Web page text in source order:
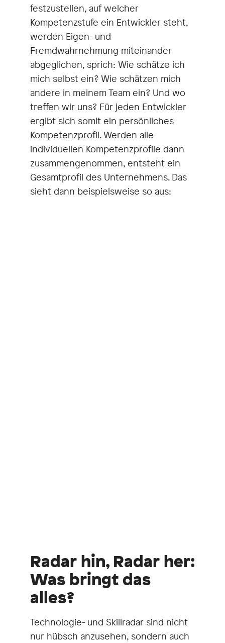
festzustellen, auf welcher
Kompetenzstufe ein Entwickler steht,
werden Eigen- und
Fremdwahrnehmung miteinander
abgeglichen, sprich: Wie schätze ich
mich selbst ein? Wie schätzen mich
andere in meinem Team ein? Und wo
treffen wir uns? Für jeden Entwickler
ergibt sich somit ein persönliches
Kompetenzprofil. Werden alle
individuellen Kompetenzprofile dann
zusammengenommen, entsteht ein
Gesamtprofil des Unternehmens. Das
sieht dann beispielsweise so aus:
Radar hin, Radar her:
Was bringt das
alles?
Technologie- und Skillradar sind nicht
nur hübsch anzusehen, sondern auch